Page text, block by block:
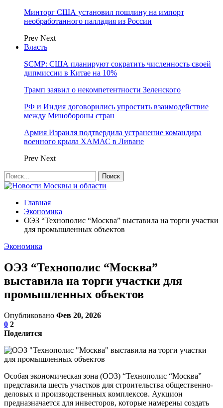
Минторг США установил пошлину на импорт
необработанного палладия из России
Prev Next
Власть
SCMP: США планируют сократить численность своей
дипмиссии в Китае на 10%
Трамп заявил о некомпетентности Зеленского
РФ и Индия договорились упростить взаимодействие
между Минобороны стран
Армия Израиля подтвердила устранение командира
военного крыла ХАМАС в Ливане
Prev Next
Главная
Экономика
ОЭЗ “Технополис “Москва” выставила на торги участки
для промышленных объектов
Экономика
ОЭЗ “Технополис “Москва”
выставила на торги участки для
промышленных объектов
Опубликовано Фев 20, 2026
0 2
Поделится
Особая экономическая зона (ОЭЗ) “Технополис “Москва”
представила шесть участков для строительства общественно-
деловых и производственных комплексов. Аукцион
предназначается для инвесторов, которые намерены создать